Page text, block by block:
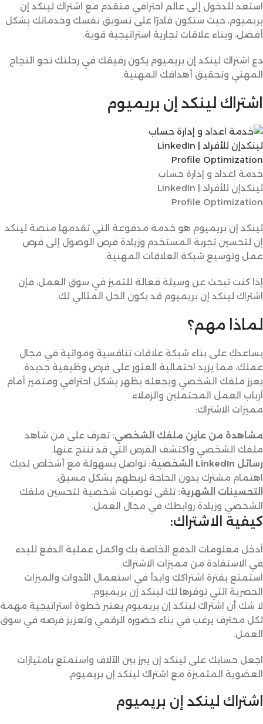
استعد للدخول إلى عالم احترافي متقدم مع اشتراك لينكد إن
بريميوم، حيث ستكون قادرًا على تسويق نفسك وخدماتك بشكل
أفضل، وبناء علاقات تجارية استراتيجية قوية.
دع اشتراك لينكد إن بريميوم يكون رفيقك في رحلتك نحو النجاح
المهني وتحقيق أهدافك المهنية.
اشتراك لينكد إن بريميوم
خدمة اعداد و إدارة حساب
لينكدإن للأفراد | LinkedIn
Profile Optimization
لينكد إن بريميوم هو خدمة مدفوعة التي تقدمها منصة لينكد
إن لتحسين تجربة المستخدم وزيادة فرص الوصول إلى فرص
عمل وتوسيع شبكة العلاقات المهنية.
إذا كنت تبحث عن وسيلة فعالة للتميز في سوق العمل، فإن
اشتراك لينكد إن بريميوم قد يكون الحل المثالي لك.
لماذا مهم؟
يساعدك على بناء شبكة علاقات تنافسية ومواتية في مجال
عملك، مما يزيد احتمالية العثور على فرص وظيفية جديدة.
يعزز ملفك الشخصي ويجعله يظهر بشكل احترافي ومتميز أمام
أرباب العمل المحتملين والزملاء.
مميزات الاشتراك:
مشاهدة من عاين ملفك الشخصي: تعرف على من شاهد
ملفك الشخصي واكتشف الفرص التي قد تنتج عنها.
رسائل LinkedIn الشخصية:
تواصل بسهولة مع أشخاص لديك
اهتمام مشترك بدون الحاجة لربطهم بشكل مسبق.
التحسينات الشهرية: تلقى توصيات شخصية لتحسين ملفك
الشخصي وزيادة روابطك في مجال العمل.
كيفية الاشتراك:
أدخل معلومات الدفع الخاصة بك واكمل عملية الدفع للبدء
في الاستفادة من مميزات الاشتراك.
استمتع بفترة اشتراكك وابدأ في استعمال الأدوات والميزات
الحصرية التي توفرها لك لينكد إن بريميوم.
لا شك أن اشتراك لينكد إن بريميوم يعتبر خطوة استراتيجية مهمة
لكل محترف يرغب في بناء حضوره الرقمي وتعزيز فرصه في سوق
العمل.
اجعل حسابك على لينكد إن يبرز بين الآلاف واستمتع بامتيازات
العضوية المتميزة مع اشتراك لينكد إن بريميوم.
اشتراك لينكد إن بريميوم